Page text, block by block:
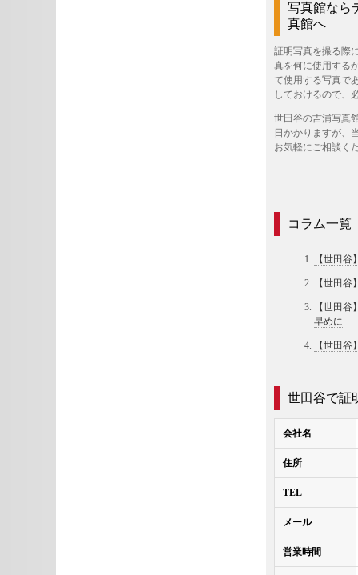
写真館なら
真館へ
証明写真を撮る際
真を何に使用する
て使用する写真で
しておけるので、
世田谷の吉浦写真
日かかりますが、
お気軽にご相談く
コラム一覧
【世田
【世田
【世田
早めに
【世田
世田谷で証
会社名
住所
TEL
メール
営業時間